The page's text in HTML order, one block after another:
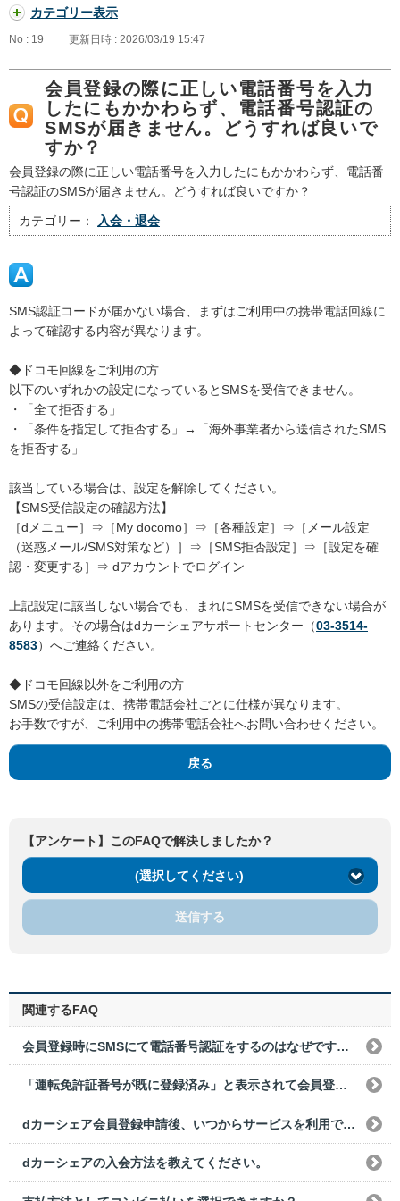
カテゴリー表示
No : 19 更新日時 : 2026/03/19 15:47
会員登録の際に正しい電話番号を入力
したにもかかわらず、電話番号認証の
SMSが届きません。どうすれば良いで
すか？
会員登録の際に正しい電話番号を入力したにもかかわらず、電話番
号認証のSMSが届きません。どうすれば良いですか？
カテゴリー： 入会・退会
SMS認証コードが届かない場合、まずはご利用中の携帯電話回線に
よって確認する内容が異なります。
◆ドコモ回線をご利用の方
以下のいずれかの設定になっているとSMSを受信できません。
・「全て拒否する」
・「条件を指定して拒否する」→「海外事業者から送信されたSMS
を拒否する」
該当している場合は、設定を解除してください。
【SMS受信設定の確認方法】
［dメニュー］⇒［My docomo］⇒［各種設定］⇒［メール設定
（迷惑メール/SMS対策など）］⇒［SMS拒否設定］⇒［設定を確
認・変更する］⇒ dアカウントでログイン
上記設定に該当しない場合でも、まれにSMSを受信できない場合が
あります。その場合はdカーシェアサポートセンター（03-3514-
8583）へご連絡ください。
◆ドコモ回線以外をご利用の方
SMSの受信設定は、携帯電話会社ごとに仕様が異なります。
お手数ですが、ご利用中の携帯電話会社へお問い合わせください。
戻る
【アンケート】このFAQで解決しましたか？
(選択してください)
送信する
関連するFAQ
会員登録時にSMSにて電話番号認証をするのはなぜですか？
「運転免許証番号が既に登録済み」と表示されて会員登録できないのですが、どうすればいいですか？
dカーシェア会員登録申請後、いつからサービスを利用できますか？
dカーシェアの入会方法を教えてください。